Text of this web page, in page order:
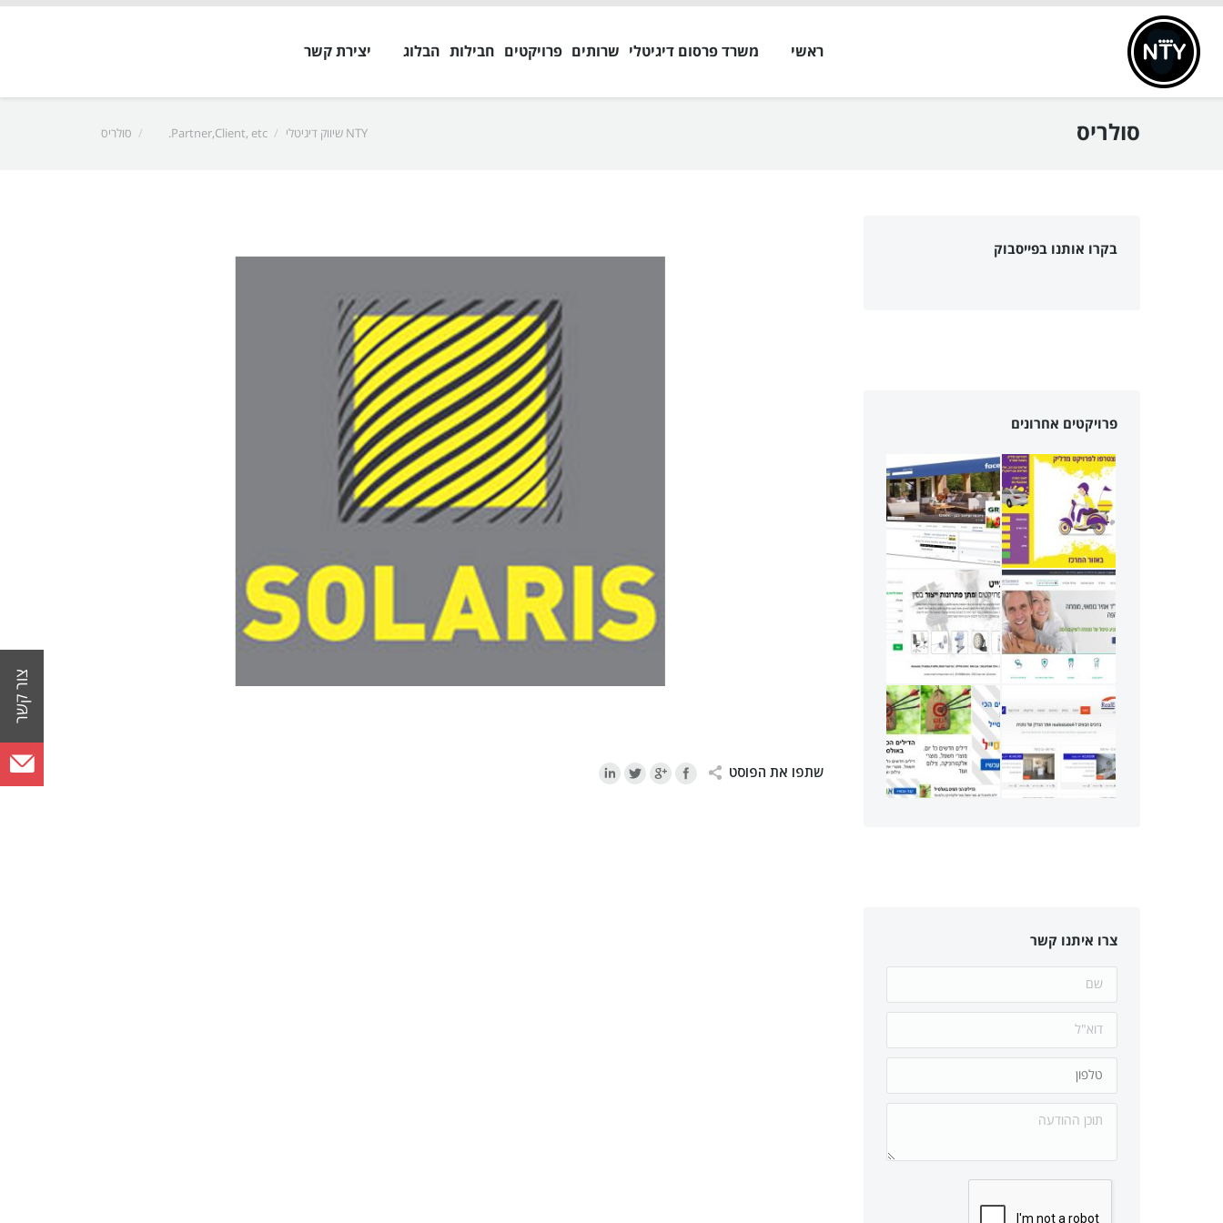
ראשי משרד פרסום דיגיטלי שרותים פרויקטים חבילות הבלוג יצירת קשר
סולריס NTY שיווק דיגיטלי Partner,Client, etc. סולריס
שתפו את הפוסט
בקרו אותנו בפייסבוק
פרויקטים אחרונים
צרו איתנו קשר